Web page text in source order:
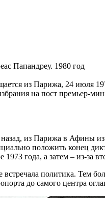
назад, из Парижа в Афины
положить конец
1973 года, а затем – из-
политика. Тем
до самого центра